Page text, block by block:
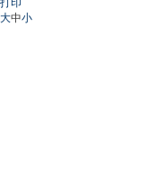
打印
大中小